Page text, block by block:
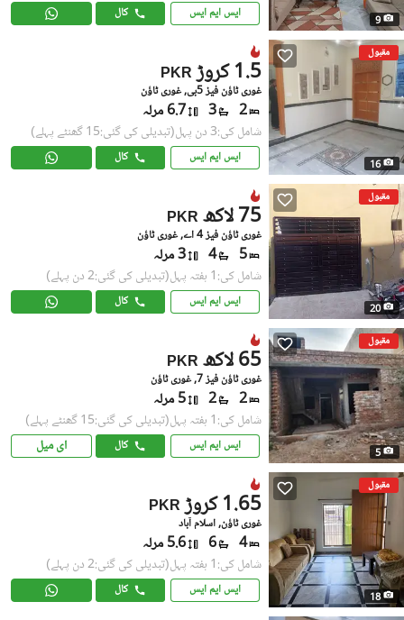
9 ایس ایم ایس کال
مقبول
16
PKR 1.5 کروڑ
غوری ٹاؤن فیز 5بی, غوری ٹاؤن
2
3 6.7 مرلہ
شامل کی:3 دن پہل (تبدیلی کی گئی:15 گھنٹے پہلے)
ایس ایم ایس کال
مقبول
20
PKR 75 لاکھ
غوری ٹاؤن فیز 4 اے, غوری ٹاؤن
5
4 3 مرلہ
شامل کی:1 ہفتہ پہل (تبدیلی کی گئی:2 دن پہلے)
ایس ایم ایس کال
مقبول
5
PKR 65 لاکھ
غوری ٹاؤن فیز 7, غوری ٹاؤن
2
2 5 مرلہ
شامل کی:1 ہفتہ پہل (تبدیلی کی گئی:15 گھنٹے پہلے)
ایس ایم ایس کال ای میل
مقبول
18
PKR 1.65 کروڑ
غوری ٹاؤن, اسلام آباد
4
6 5.6 مرلہ
شامل کی:1 ہفتہ پہل (تبدیلی کی گئی:2 دن پہلے)
ایس ایم ایس کال